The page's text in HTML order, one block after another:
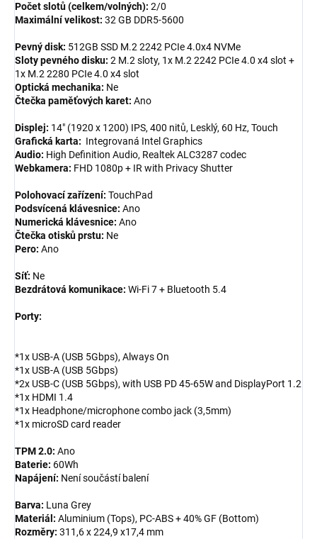
Počet slotů (celkem/volných): 2/0
Maximální velikost: 32 GB DDR5-5600
Pevný disk: 512GB SSD M.2 2242 PCIe 4.0x4 NVMe
Sloty pevného disku: 2 M.2 sloty, 1x M.2 2242 PCIe 4.0 x4 slot +
1x M.2 2280 PCIe 4.0 x4 slot
Optická mechanika: Ne
Čtečka paměťových karet: Ano
Displej: 14" (1920 x 1200) IPS, 400 nitů, Lesklý, 60 Hz, Touch
Grafická karta: Integrovaná Intel Graphics
Audio: High Definition Audio, Realtek ALC3287 codec
Webkamera: FHD 1080p + IR with Privacy Shutter
Polohovací zařízení: TouchPad
Podsvícená klávesnice: Ano
Numerická klávesnice: Ano
Čtečka otisků prstu: Ne
Pero: Ano
Síť: Ne
Bezdrátová komunikace: Wi-Fi 7 + Bluetooth 5.4
Porty:
*1x USB-A (USB 5Gbps), Always On
*1x USB-A (USB 5Gbps)
*2x USB-C (USB 5Gbps), with USB PD 45-65W and DisplayPort 1.2
*1x HDMI 1.4
*1x Headphone/microphone combo jack (3,5mm)
*1x microSD card reader
TPM 2.0: Ano
Baterie: 60Wh
Napájení: Není součástí balení
Barva: Luna Grey
Materiál: Aluminium (Tops), PC-ABS + 40% GF (Bottom)
Rozměry: 311,6 x 224,9 x17,4 mm